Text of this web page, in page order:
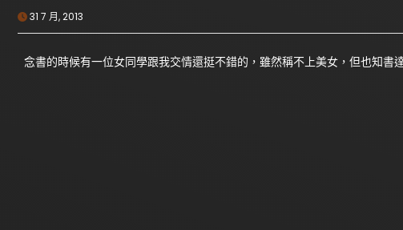
31 7 月, 2013
念書的時候有一位女同學跟我交情還挺不錯的，雖然稱不上美女，但也知書